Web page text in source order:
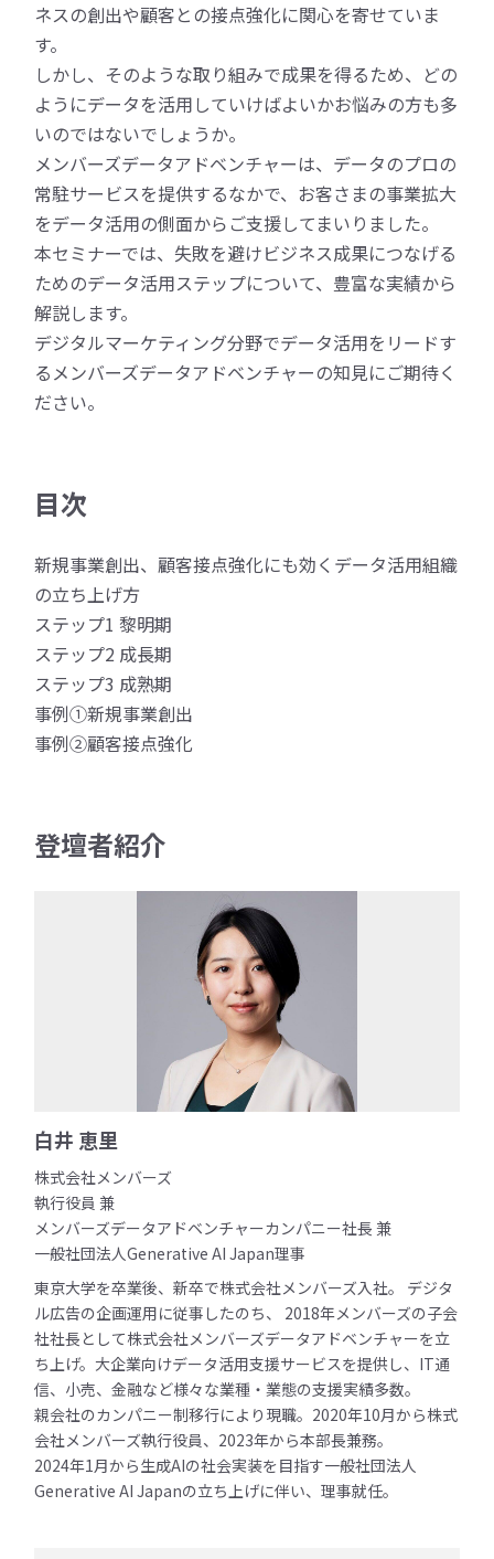
ネスの創出や顧客との接点強化に関心を寄せていま
す。
しかし、そのような取り組みで成果を得るため、どの
ようにデータを活用していけばよいかお悩みの方も多
いのではないでしょうか。
メンバーズデータアドベンチャーは、データのプロの
常駐サービスを提供するなかで、お客さまの事業拡大
をデータ活用の側面からご支援してまいりました。
本セミナーでは、失敗を避けビジネス成果につなげる
ためのデータ活用ステップについて、豊富な実績から
解説します。
デジタルマーケティング分野でデータ活用をリードす
るメンバーズデータアドベンチャーの知見にご期待く
ださい。
目次
新規事業創出、顧客接点強化にも効くデータ活用組織
の立ち上げ方
ステップ1 黎明期
ステップ2 成長期
ステップ3 成熟期
事例①新規事業創出
事例②顧客接点強化
登壇者紹介
白井 恵里
株式会社メンバーズ
執行役員 兼
メンバーズデータアドベンチャーカンパニー社長 兼
一般社団法人Generative AI Japan理事
東京大学を卒業後、新卒で株式会社メンバーズ入社。 デジタ
ル広告の企画運用に従事したのち、 2018年メンバーズの子会
社社長として株式会社メンバーズデータアドベンチャーを立
ち上げ。大企業向けデータ活用支援サービスを提供し、IT通
信、小売、金融など様々な業種・業態の支援実績多数。
親会社のカンパニー制移行により現職。2020年10月から株式
会社メンバーズ執行役員、2023年から本部長兼務。
2024年1月から生成AIの社会実装を目指す一般社団法人
Generative AI Japanの立ち上げに伴い、理事就任。